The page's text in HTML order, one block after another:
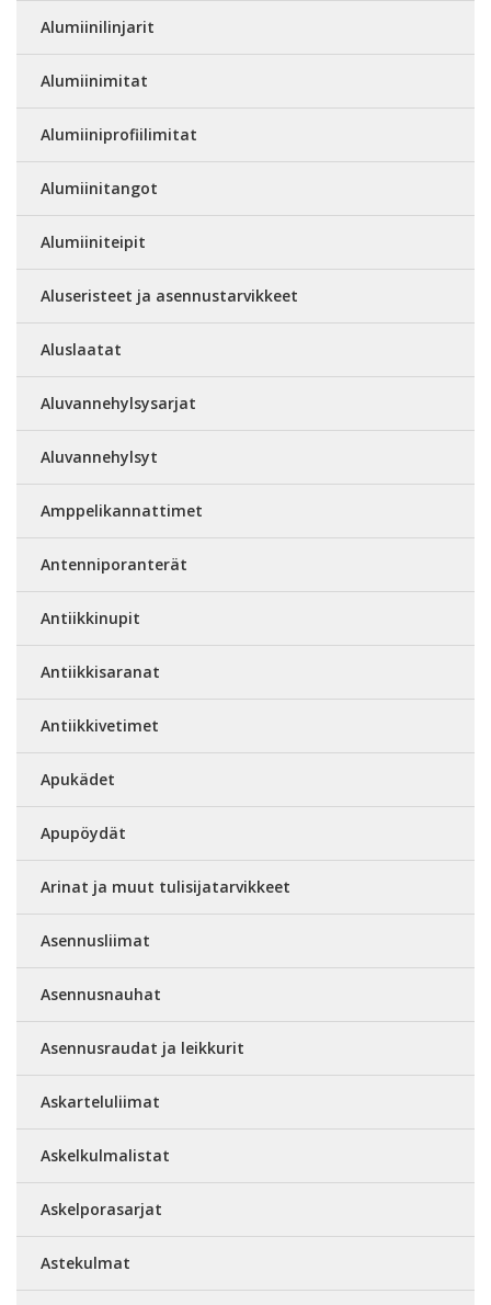
Alumiinilinjarit
Alumiinimitat
Alumiiniprofiilimitat
Alumiinitangot
Alumiiniteipit
Aluseristeet ja asennustarvikkeet
Aluslaatat
Aluvannehylsysarjat
Aluvannehylsyt
Amppelikannattimet
Antenniporanterät
Antiikkinupit
Antiikkisaranat
Antiikkivetimet
Apukädet
Apupöydät
Arinat ja muut tulisijatarvikkeet
Asennusliimat
Asennusnauhat
Asennusraudat ja leikkurit
Askarteluliimat
Askelkulmalistat
Askelporasarjat
Astekulmat